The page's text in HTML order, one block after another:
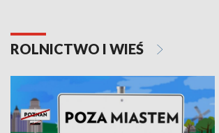
ROLNICTWO I WIEŚ